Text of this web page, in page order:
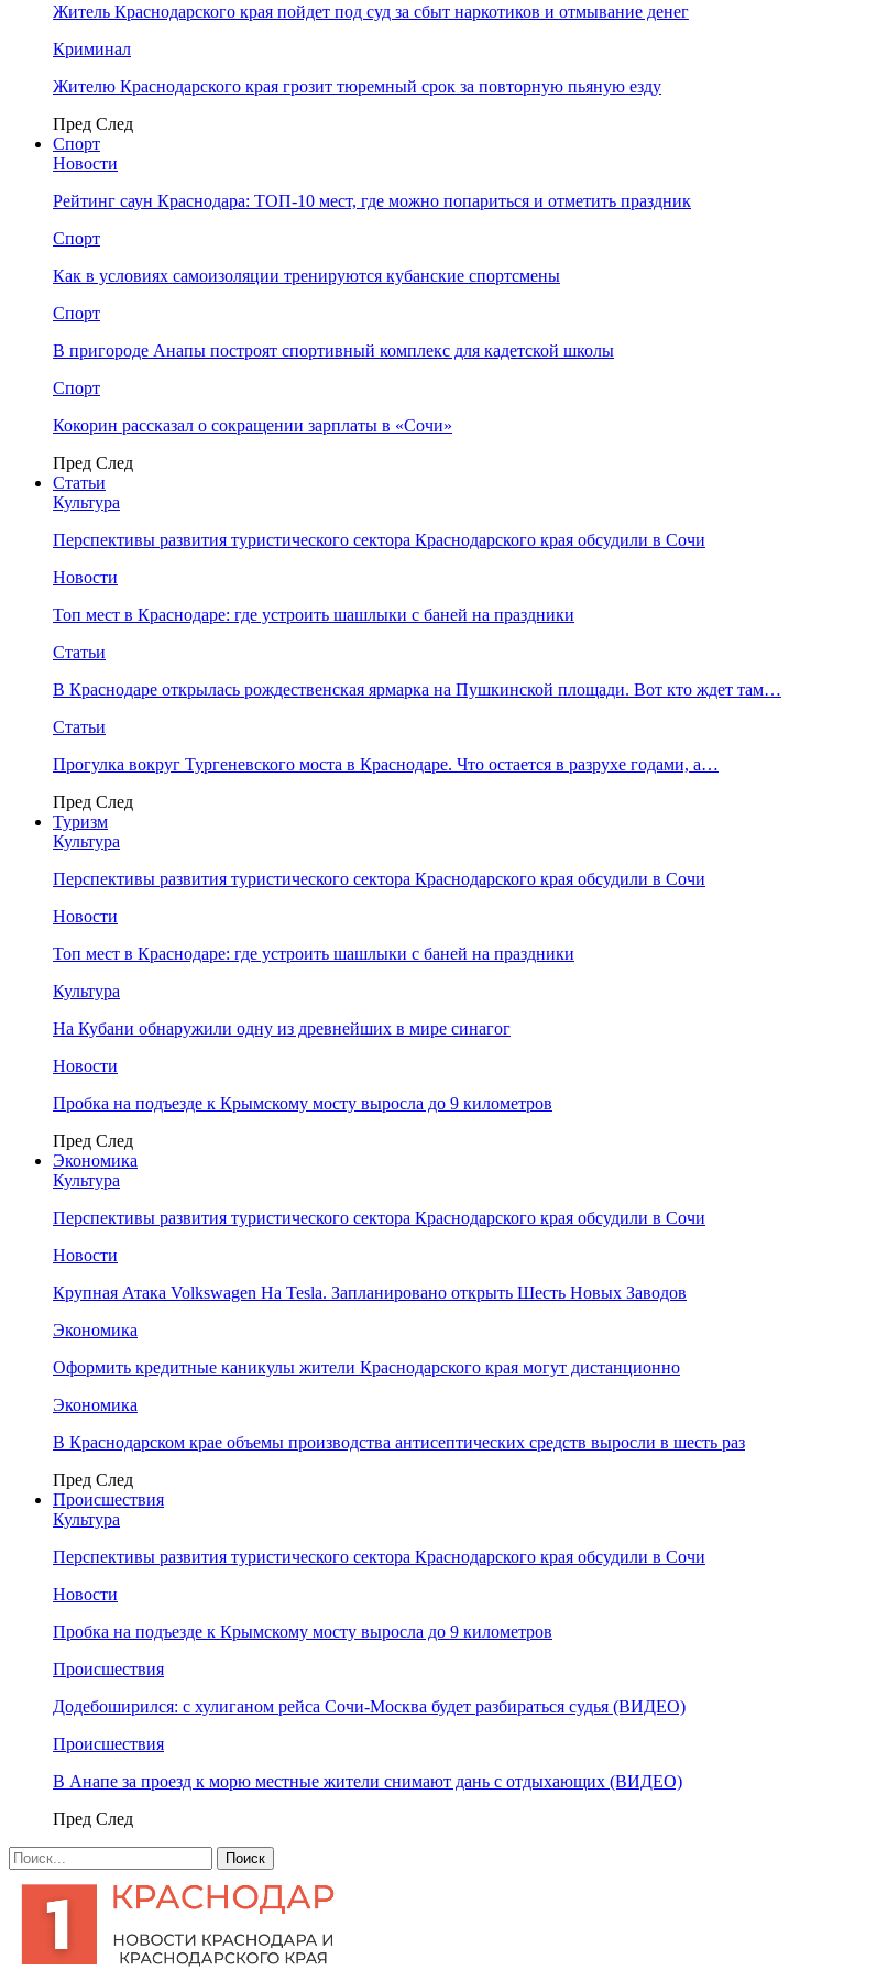
Житель Краснодарского края пойдет под суд за сбыт наркотиков и отмывание денег
Криминал
Жителю Краснодарского края грозит тюремный срок за повторную пьяную езду
Пред След
Спорт
Новости
Рейтинг саун Краснодара: ТОП-10 мест, где можно попариться и отметить праздник
Спорт
Как в условиях самоизоляции тренируются кубанские спортсмены
Спорт
В пригороде Анапы построят спортивный комплекс для кадетской школы
Спорт
Кокорин рассказал о сокращении зарплаты в «Сочи»
Пред След
Статьи
Культура
Перспективы развития туристического сектора Краснодарского края обсудили в Сочи
Новости
Топ мест в Краснодаре: где устроить шашлыки с баней на праздники
Статьи
В Краснодаре открылась рождественская ярмарка на Пушкинской площади. Вот кто ждет там…
Статьи
Прогулка вокруг Тургеневского моста в Краснодаре. Что остается в разрухе годами, а…
Пред След
Туризм
Культура
Перспективы развития туристического сектора Краснодарского края обсудили в Сочи
Новости
Топ мест в Краснодаре: где устроить шашлыки с баней на праздники
Культура
На Кубани обнаружили одну из древнейших в мире синагог
Новости
Пробка на подъезде к Крымскому мосту выросла до 9 километров
Пред След
Экономика
Культура
Перспективы развития туристического сектора Краснодарского края обсудили в Сочи
Новости
Крупная Атака Volkswagen На Tesla. Запланировано открыть Шесть Новых Заводов
Экономика
Оформить кредитные каникулы жители Краснодарского края могут дистанционно
Экономика
В Краснодарском крае объемы производства антисептических средств выросли в шесть раз
Пред След
Происшествия
Культура
Перспективы развития туристического сектора Краснодарского края обсудили в Сочи
Новости
Пробка на подъезде к Крымскому мосту выросла до 9 километров
Происшествия
Додебоширился: с хулиганом рейса Сочи-Москва будет разбираться судья (ВИДЕО)
Происшествия
В Анапе за проезд к морю местные жители снимают дань с отдыхающих (ВИДЕО)
Пред След